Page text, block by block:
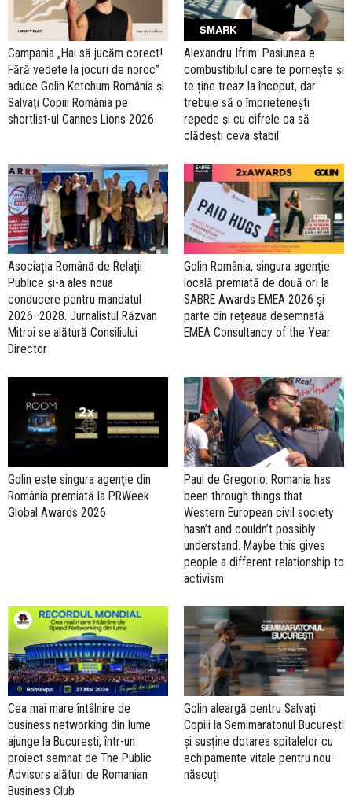
Campania „Hai să jucăm corect!
Fără vedete la jocuri de noroc”
aduce Golin Ketchum România și
Salvați Copiii România pe
shortlist-ul Cannes Lions 2026
SMARK
Alexandru Ifrim: Pasiunea e
combustibilul care te pornește și
te ține treaz la început, dar
trebuie să o împrietenești
repede și cu cifrele ca să
clădești ceva stabil
Asociația Română de Relații
Publice și-a ales noua
conducere pentru mandatul
2026–2028. Jurnalistul Răzvan
Mitroi se alătură Consiliului
Director
Golin România, singura agenție
locală premiată de două ori la
SABRE Awards EMEA 2026 și
parte din rețeaua desemnată
EMEA Consultancy of the Year
Golin este singura agenţie din
România premiată la PRWeek
Global Awards 2026
Paul de Gregorio: Romania has
been through things that
Western European civil society
hasn’t and couldn’t possibly
understand. Maybe this gives
people a different relationship to
activism
Cea mai mare întâlnire de
business networking din lume
ajunge la București, într-un
proiect semnat de The Public
Advisors alături de Romanian
Business Club
Golin aleargă pentru Salvați
Copiii la Semimaratonul București
și susține dotarea spitalelor cu
echipamente vitale pentru nou-
născuți